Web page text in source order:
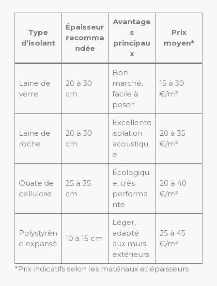
Type
d’isolant
Épaisseur
recomma
ndée
Avantage
s
principau
x
Prix
moyen*
Laine de
verre
20 à 30
cm
Bon
marché,
facile à
poser
15 à 30
€/m²
Laine de
roche
20 à 30
cm
Excellente
isolation
acoustiqu
e
20 à 35
€/m²
Ouate de
cellulose
25 à 35
cm
Écologiqu
e, très
performa
nte
20 à 40
€/m²
Polystyrèn
e expansé
10 à 15 cm
Léger,
adapté
aux murs
extérieurs
25 à 45
€/m²
*Prix indicatifs selon les matériaux et épaisseurs.